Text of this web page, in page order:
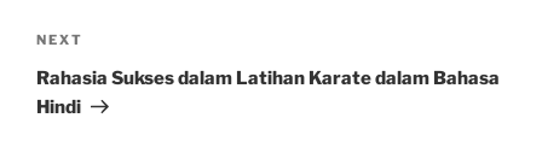
Next
Post
NEXT
Rahasia Sukses dalam Latihan Karate dalam Bahasa
Hindi